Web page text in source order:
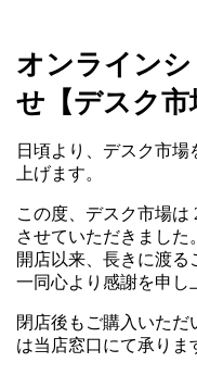
オンライン
せ【デスク市
日頃より、デスク市
上げます。
この度、デスク市場は
させていただきました。
開店以来、長きに渡る
一同心より感謝を申し
閉店後もご購入いただ
は当店窓口にて承りま